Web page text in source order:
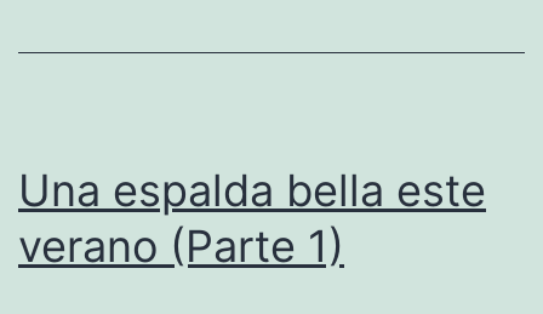
Una espalda bella este
verano (Parte 1)